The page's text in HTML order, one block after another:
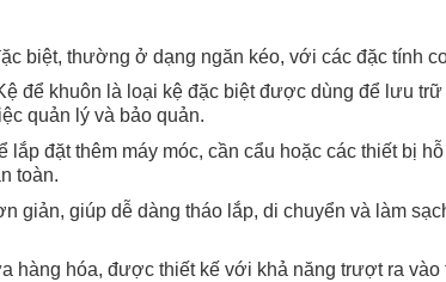
biệt, thường ở dạng ngăn kéo, với các đặc tính
để khuôn là loại kệ đặc biệt được dùng để lưu
quản lý và bảo quản.
lắp đặt thêm máy móc, cần cẩu hoặc các thiết bị
toàn.
giản, giúp dễ dàng tháo lắp, di chuyển và làm
hàng hóa, được thiết kế với khả năng trượt ra vào